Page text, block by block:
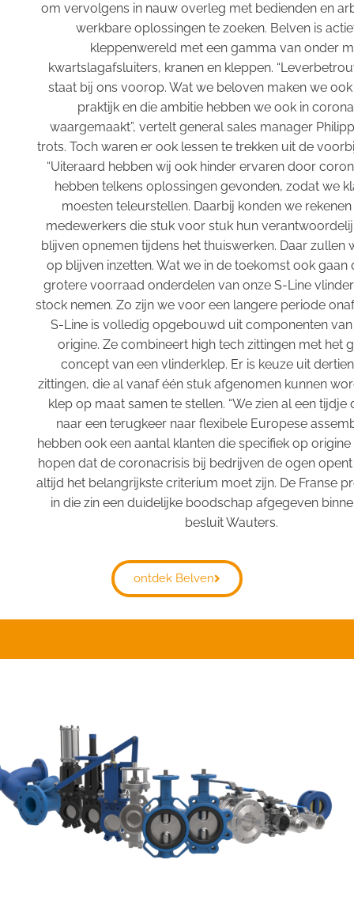
om vervolgens in nauw overleg met bedienden en
werkbare oplossingen te zoeken. Belven is
kleppenwereld met een gamma van onder
kwartslagafsluiters, kranen en kleppen.
staat bij ons voorop. Wat we beloven maken we
praktijk en die ambitie hebben we ook in
waargemaakt”, vertelt general sales manager
trots. Toch waren er ook lessen te trekken uit de
“Uiteraard hebben wij ook hinder ervaren door
hebben telkens oplossingen gevonden, zodat we
moesten teleurstellen. Daarbij konden we
medewerkers die stuk voor stuk hun
blijven opnemen tijdens het thuiswerken. Daar zullen
op blijven inzetten. Wat we in de toekomst ook gaan
grotere voorraad onderdelen van onze S-Line
stock nemen. Zo zijn we voor een langere periode
S-Line is volledig opgebouwd uit componenten
origine. Ze combineert high tech zittingen met het
concept van een vlinderklep. Er is keuze uit
zittingen, die al vanaf één stuk afgenomen kunnen
klep op maat samen te stellen. “We zien al een tijdje
naar een terugkeer naar flexibele Europese
hebben ook een aantal klanten die specifiek op
hopen dat de coronacrisis bij bedrijven de ogen
altijd het belangrijkste criterium moet zijn. De Franse
in die zin een duidelijke boodschap afgegeven
besluit Wauters.
ontdek Belven